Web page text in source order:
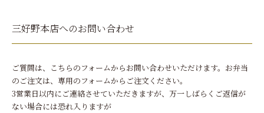
三好野本店へのお問い合わせ
ご質問は、こちらのフォームからお問い合わせいただけます。お弁当
のご注文は、専用のフォームからご注文ください。
3営業日以内にご連絡させていただきますが、万一しばらくご返信が
ない場合には恐れ入りますが